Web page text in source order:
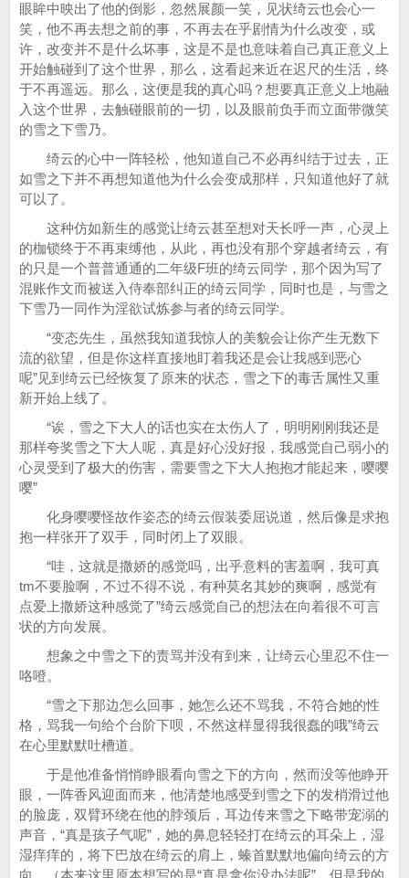
眼眸中映出了他的倒影，忽然展颜一笑，见状绮云也会心一
笑，他不再去想之前的事，不再去在乎剧情为什么改变，或
许，改变并不是什么坏事，这是不是也意味着自己真正意义上
开始触碰到了这个世界，那么，这看起来近在迟尺的生活，终
于不再遥远。那么，这便是我的真心吗？想要真正意义上地融
入这个世界，去触碰眼前的一切，以及眼前负手而立面带微笑
的雪之下雪乃。
绮云的心中一阵轻松，他知道自己不必再纠结于过去，正
如雪之下并不再想知道他为什么会变成那样，只知道他好了就
可以了。
这种仿如新生的感觉让绮云甚至想对天长呼一声，心灵上
的枷锁终于不再束缚他，从此，再也没有那个穿越者绮云，有
的只是一个普普通通的二年级F班的绮云同学，那个因为写了
混账作文而被送入侍奉部纠正的绮云同学，同时也是，与雪之
下雪乃一同作为淫欲试炼参与者的绮云同学。
“变态先生，虽然我知道我惊人的美貌会让你产生无数下
流的欲望，但是你这样直接地盯着我还是会让我感到恶心
呢”见到绮云已经恢复了原来的状态，雪之下的毒舌属性又重
新开始上线了。
“诶，雪之下大人的话也实在太伤人了，明明刚刚我还是
那样夸奖雪之下大人呢，真是好心没好报，我感觉自己弱小的
心灵受到了极大的伤害，需要雪之下大人抱抱才能起来，嘤嘤
嘤”
化身嘤嘤怪故作姿态的绮云假装委屈说道，然后像是求抱
抱一样张开了双手，同时闭上了双眼。
“哇，这就是撒娇的感觉吗，出乎意料的害羞啊，我可真
tm不要脸啊，不过不得不说，有种莫名其妙的爽啊，感觉有
点爱上撒娇这种感觉了”绮云感觉自己的想法在向着很不可言
状的方向发展。
想象之中雪之下的责骂并没有到来，让绮云心里忍不住一
咯噔。
“雪之下那边怎么回事，她怎么还不骂我，不符合她的性
格，骂我一句给个台阶下呗，不然这样显得我很蠢的哦”绮云
在心里默默吐槽道。
于是他准备悄悄睁眼看向雪之下的方向，然而没等他睁开
眼，一阵香风迎面而来，他清楚地感受到雪之下的发梢滑过他
的脸庞，双臂环绕在他的脖颈后，耳边传来雪之下略带宠溺的
声音，“真是孩子气呢”，她的鼻息轻轻打在绮云的耳朵上，湿
湿痒痒的，将下巴放在绮云的肩上，螓首默默地偏向绮云的方
向。（本来这里原本想写的是“真是拿你没办法呢”，但是我的